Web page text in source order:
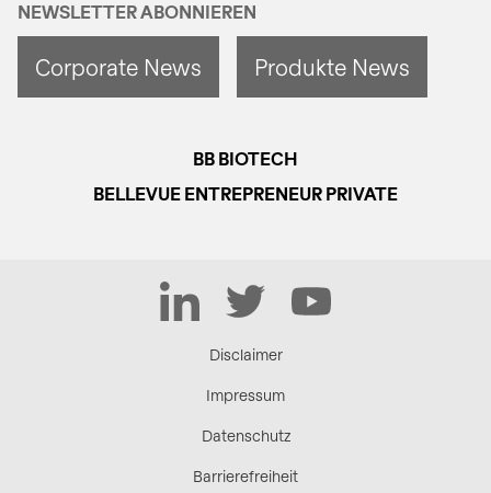
NEWSLETTER ABONNIEREN
Corporate News Produkte News
BB BIOTECH
BELLEVUE ENTREPRENEUR PRIVATE
LinkedIn Twitter YouTube
Disclaimer
Impressum
Datenschutz
Barrierefreiheit